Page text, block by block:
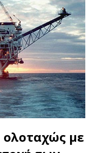
ολοταχώς με